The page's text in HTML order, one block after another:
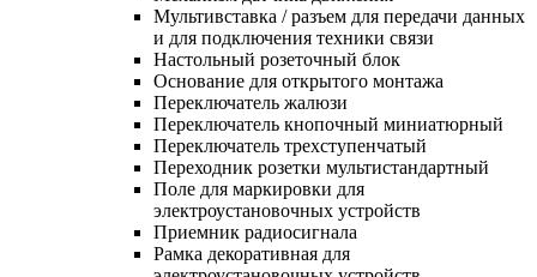
Мультивставка / разъем для передачи данных
и для подключения техники связи
Настольный розеточный блок
Основание для открытого монтажа
Переключатель жалюзи
Переключатель кнопочный миниатюрный
Переключатель трехступенчатый
Переходник розетки мультистандартный
Поле для маркировки для
электроустановочных устройств
Приемник радиосигнала
Рамка декоративная для